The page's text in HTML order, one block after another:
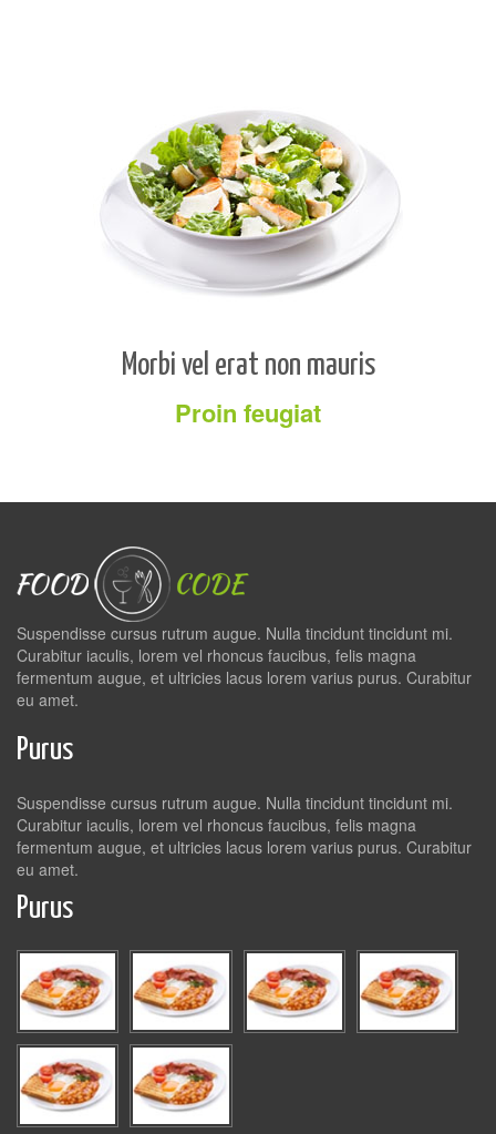
Morbi vel erat non mauris
Proin feugiat
Suspendisse cursus rutrum augue. Nulla tincidunt tincidunt mi.
Curabitur iaculis, lorem vel rhoncus faucibus, felis magna
fermentum augue, et ultricies lacus lorem varius purus. Curabitur
eu amet.
Purus
Suspendisse cursus rutrum augue. Nulla tincidunt tincidunt mi.
Curabitur iaculis, lorem vel rhoncus faucibus, felis magna
fermentum augue, et ultricies lacus lorem varius purus. Curabitur
eu amet.
Purus